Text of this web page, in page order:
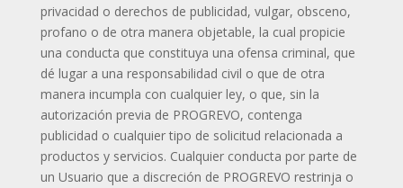
privacidad o derechos de publicidad, vulgar, obsceno,
profano o de otra manera objetable, la cual propicie
una conducta que constituya una ofensa criminal, que
dé lugar a una responsabilidad civil o que de otra
manera incumpla con cualquier ley, o que, sin la
autorización previa de PROGREVO, contenga
publicidad o cualquier tipo de solicitud relacionada a
productos y servicios. Cualquier conducta por parte de
un Usuario que a discreción de PROGREVO restrinja o